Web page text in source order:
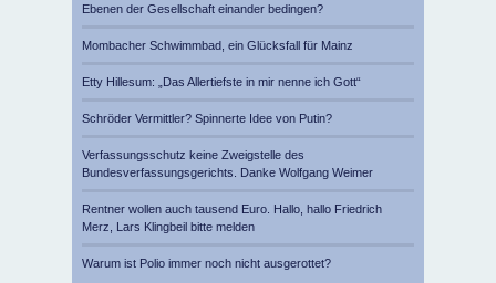
Ebenen der Gesellschaft einander bedingen?
Mombacher Schwimmbad, ein Glücksfall für Mainz
Etty Hillesum: „Das Allertiefste in mir nenne ich Gott“
Schröder Vermittler? Spinnerte Idee von Putin?
Verfassungsschutz keine Zweigstelle des
Bundesverfassungsgerichts. Danke Wolfgang Weimer
Rentner wollen auch tausend Euro. Hallo, hallo Friedrich
Merz, Lars Klingbeil bitte melden
Warum ist Polio immer noch nicht ausgerottet?